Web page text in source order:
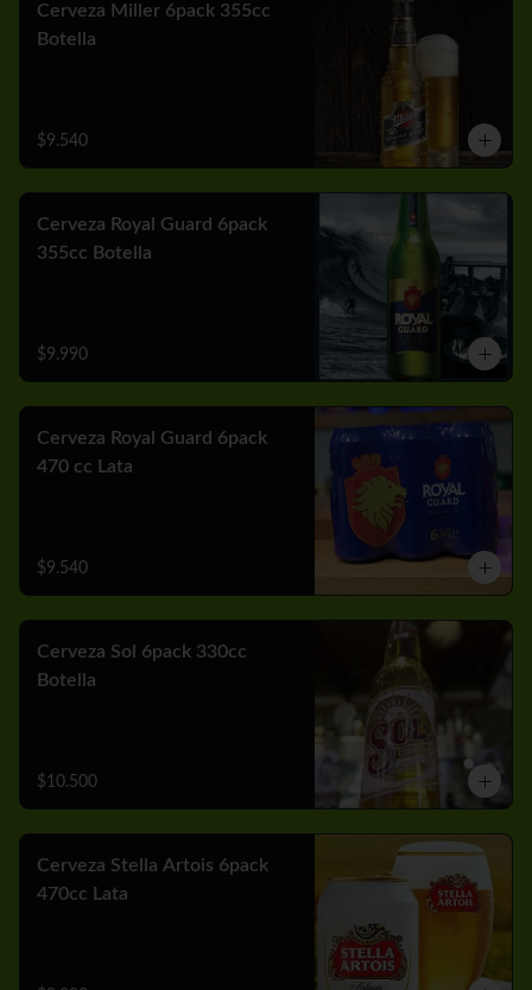
Cerveza Miller 6pack 355cc
Botella
$9.540
Cerveza Royal Guard 6pack
355cc Botella
$9.990
Cerveza Royal Guard 6pack
470 cc Lata
$9.540
Cerveza Sol 6pack 330cc
Botella
$10.500
Cerveza Stella Artois 6pack
470cc Lata